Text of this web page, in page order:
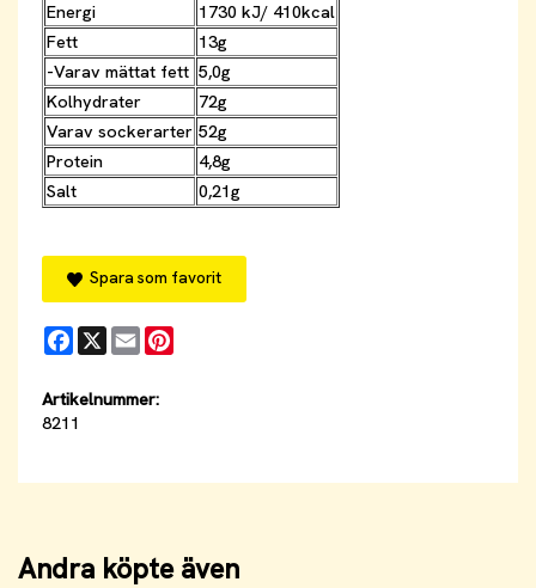
Energi
1730 kJ/ 410kcal
Fett
13g
-Varav mättat fett 5,0g
Kolhydrater
72g
Varav sockerarter 52g
Protein
4,8g
Salt
0,21g
Spara som favorit
Facebook
X Email
Artikelnummer:
8211
Andra köpte även